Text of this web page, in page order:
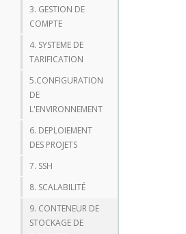
3. GESTION DE
COMPTE
4. SYSTEME DE
TARIFICATION
5.CONFIGURATION
DE
L'ENVIRONNEMENT
6. DEPLOIEMENT
DES PROJETS
7. SSH
8. SCALABILITÉ
9. CONTENEUR DE
STOCKAGE DE